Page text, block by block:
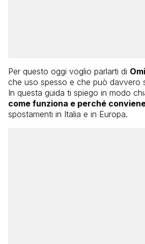
Per questo oggi voglio parlarti di
che uso spesso e che può davvero
In questa guida ti spiego in modo
come funziona e perché
spostamenti in Italia e in Europa.